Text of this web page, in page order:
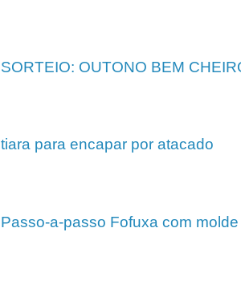
SORTEIO: OUTONO BEM
tiara para encapar por atacado
Passo-a-passo Fofuxa com molde